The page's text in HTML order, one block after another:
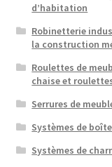
d’habitation
Robinetterie
la construction
Roulettes de
chaise et
Serrures de
Systèmes de
Systèmes de